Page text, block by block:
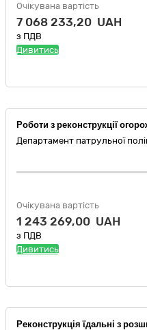
Очікувана вартість
7 068 233,20 UAH
з ПДВ
Дивитись
Департамент патрульної
Очікувана вартість
1 243 269,00 UAH
з ПДВ
Дивитись